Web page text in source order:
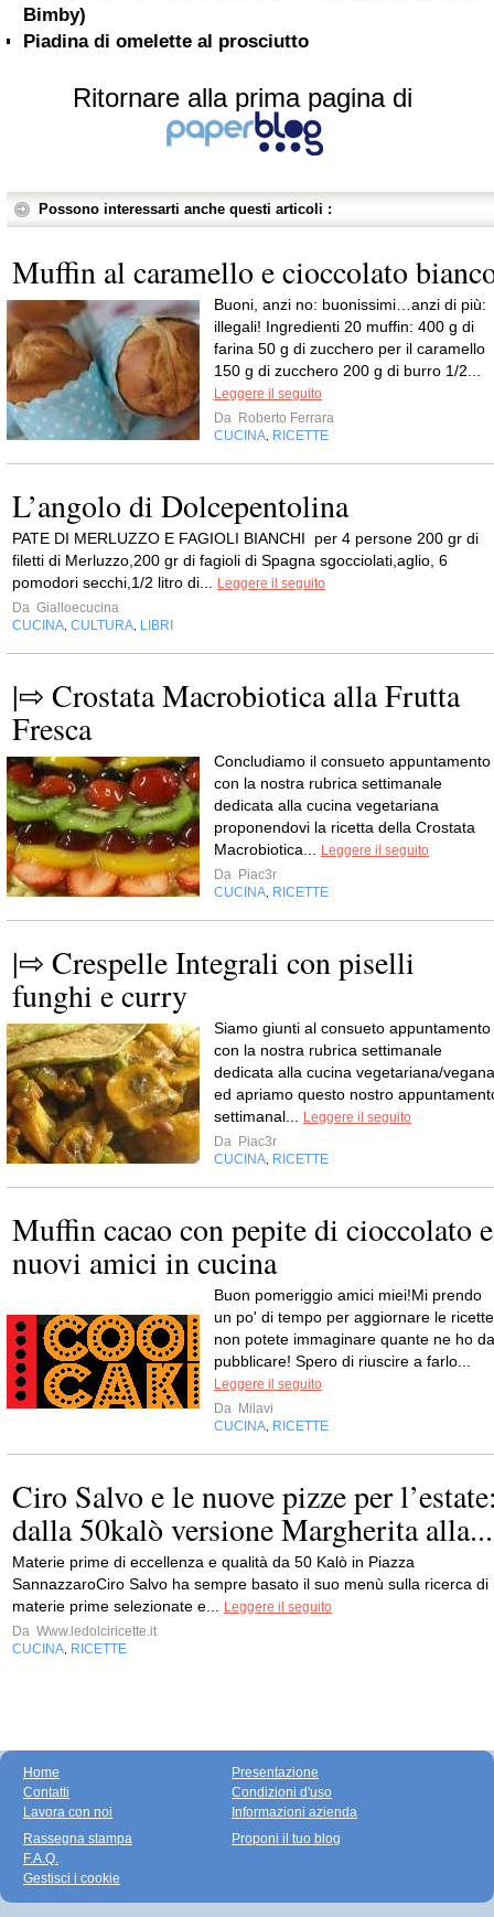
Bimby)
Piadina di omelette al prosciutto
Ritornare alla prima pagina di
Possono interessarti anche questi articoli :
Muffin al caramello e cioccolato
Buoni, anzi no: buonissimi…anzi di più:
illegali! Ingredienti 20 muffin: 400 g di
farina 50 g di zucchero per il caramello
150 g di zucchero 200 g di burro 1/2...
Leggere il seguito
Da Roberto Ferrara
CUCINA RICETTE
L’angolo di Dolcepentolina
PATE DI MERLUZZO E FAGIOLI BIANCHI per 4 persone 200 gr di
filetti di Merluzzo,200 gr di fagioli di Spagna sgocciolati,aglio, 6
pomodori secchi,1/2 litro di...
Leggere il seguito
Da Gialloecucina
CUCINA CULTURA LIBRI
|⇨ Crostata Macrobiotica alla Frutta
Fresca
Concludiamo il consueto appuntamento
con la nostra rubrica settimanale
dedicata alla cucina vegetariana
proponendovi la ricetta della Crostata
Macrobiotica...
Leggere il seguito
Da Piac3r
CUCINA RICETTE
|⇨ Crespelle Integrali con piselli
funghi e curry
Siamo giunti al consueto appuntamento
con la nostra rubrica settimanale
dedicata alla cucina vegetariana/vegana
ed apriamo questo nostro
settimanal...
Leggere il seguito
Da Piac3r
CUCINA RICETTE
Muffin cacao con pepite di cioccolato e
nuovi amici in cucina
Buon pomeriggio amici miei!Mi prendo
un po' di tempo per aggiornare le
non potete immaginare quante ne ho da
pubblicare! Spero di riuscire a farlo...
Leggere il seguito
Da Milavi
CUCINA RICETTE
Ciro Salvo e le nuove pizze per
dalla 50kalò versione Margherita alla...
Materie prime di eccellenza e qualità da 50 Kalò in Piazza
SannazzaroCiro Salvo ha sempre basato il suo menù sulla ricerca di
materie prime selezionate e...
Leggere il seguito
Da Www.ledolciricette.it
CUCINA RICETTE
Home
Contatti
Lavora con noi
Presentazione
Condizioni d'uso
Informazioni azienda
Rassegna stampa
F.A.Q.
Gestisci i cookie
Proponi il tuo blog